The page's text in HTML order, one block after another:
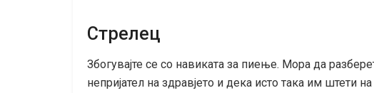
Стрелец
Збогувајте се со навиката за пиење. Мора да
непријател на здравјето и дека исто така им штети